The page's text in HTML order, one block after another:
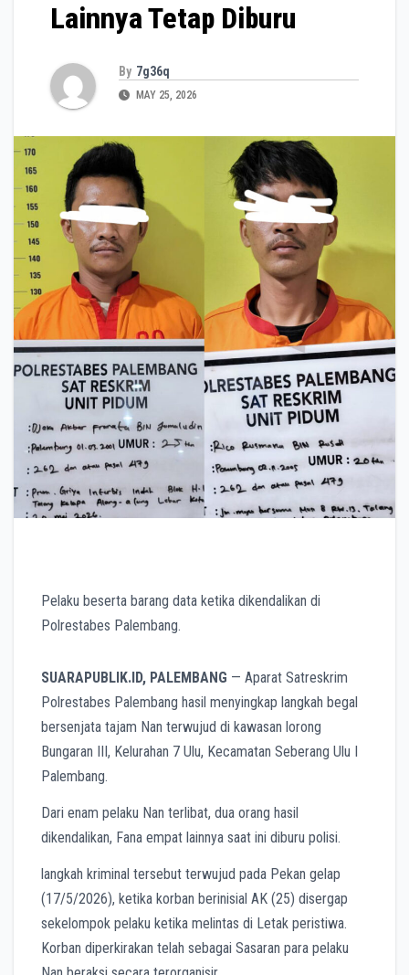
Lainnya Tetap Diburu
By 7g36q
MAY 25, 2026
Pelaku beserta barang data ketika dikendalikan di
Polrestabes Palembang.
SUARAPUBLIK.ID, PALEMBANG — Aparat Satreskrim
Polrestabes Palembang hasil menyingkap langkah begal
bersenjata tajam Nan terwujud di kawasan lorong
Bungaran III, Kelurahan 7 Ulu, Kecamatan Seberang Ulu I
Palembang.
Dari enam pelaku Nan terlibat, dua orang hasil
dikendalikan, Fana empat lainnya saat ini diburu polisi.
langkah kriminal tersebut terwujud pada Pekan gelap
(17/5/2026), ketika korban berinisial AK (25) disergap
sekelompok pelaku ketika melintas di Letak peristiwa.
Korban diperkirakan telah sebagai Sasaran para pelaku